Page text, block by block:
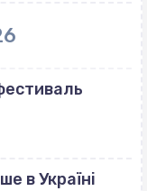
в Україні